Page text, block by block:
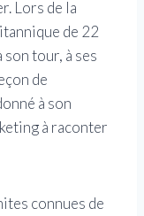
Lors de la
de 22
son tour, à ses
de
à son
à raconter
connues de